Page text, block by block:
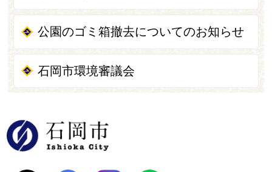
公園のゴミ箱撤去についてのお知らせ
石岡市環境審議会